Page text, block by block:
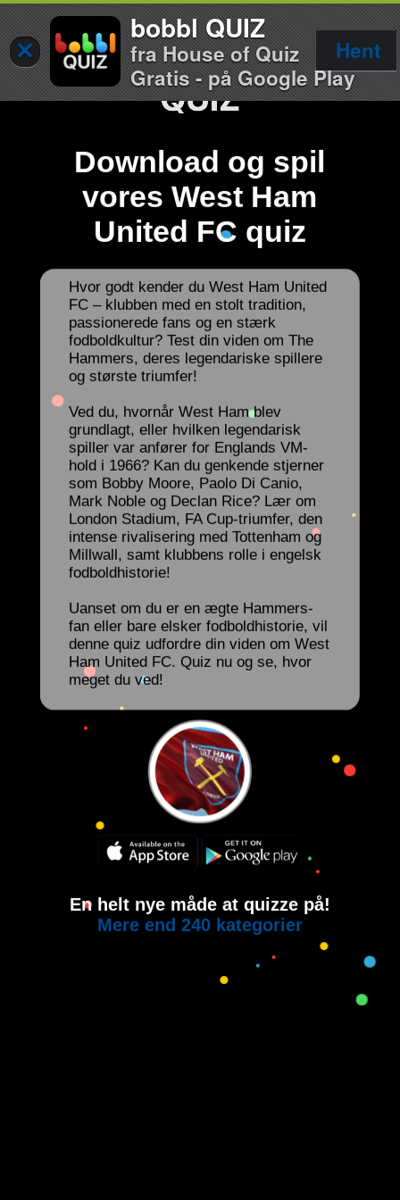
×
bobbl QUIZ
fra House of Quiz
Gratis - på Google Play
Hent
Download og spil
vores West Ham
United FC quiz
Hvor godt kender du West Ham United
FC – klubben med en stolt tradition,
passionerede fans og en stærk
fodboldkultur? Test din viden om The
Hammers, deres legendariske spillere
og største triumfer!
Ved du, hvornår West Ham blev
grundlagt, eller hvilken legendarisk
spiller var anfører for Englands VM-
hold i 1966? Kan du genkende stjerner
som Bobby Moore, Paolo Di Canio,
Mark Noble og Declan Rice? Lær om
London Stadium, FA Cup-triumfer, den
intense rivalisering med Tottenham og
Millwall, samt klubbens rolle i engelsk
fodboldhistorie!
Uanset om du er en ægte Hammers-
fan eller bare elsker fodboldhistorie, vil
denne quiz udfordre din viden om West
Ham United FC. Quiz nu og se, hvor
meget du ved!
En helt nye måde at quizze på!
Mere end 240 kategorier